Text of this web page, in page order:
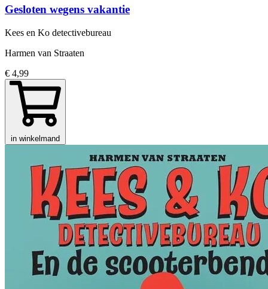
Gesloten wegens vakantie
Kees en Ko detectivebureau
Harmen van Straaten
€ 4,99
in winkelmand